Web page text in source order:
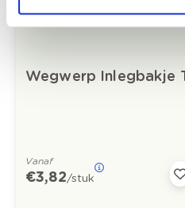
Wegwerp Inlegbakje
Vanaf
€ 3,82/stuk